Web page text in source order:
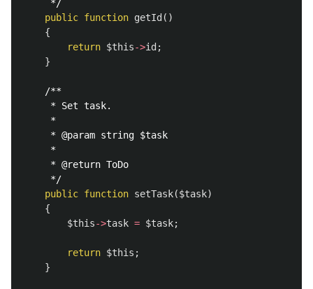
     */
public function getId ()
{
return $this->id ;
}
/**
     * Set task.
     *
     * @param string $task
     *
     * @return ToDo
     */
public function setTask($task)
{
$this->task = $task;
return $this ;
}